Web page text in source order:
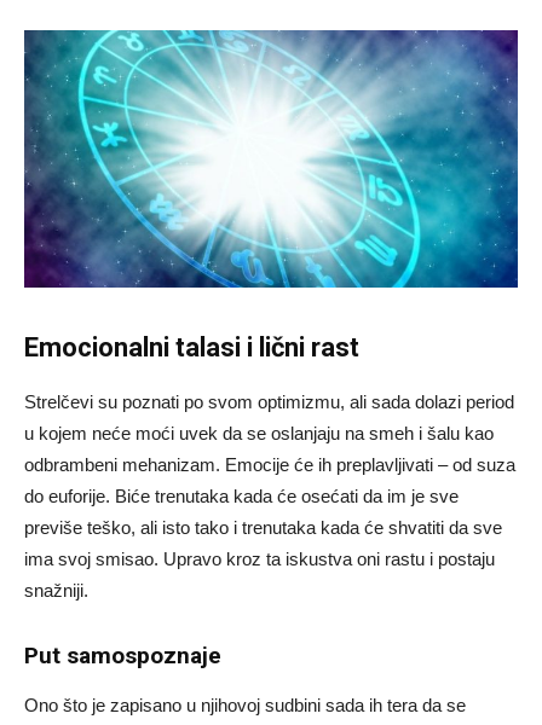
Emocionalni talasi i lični rast
Strelčevi su poznati po svom optimizmu, ali sada dolazi period
u kojem neće moći uvek da se oslanjaju na smeh i šalu kao
odbrambeni mehanizam. Emocije će ih preplavljivati – od suza
do euforije. Biće trenutaka kada će osećati da im je sve
previše teško, ali isto tako i trenutaka kada će shvatiti da sve
ima svoj smisao. Upravo kroz ta iskustva oni rastu i postaju
snažniji.
Put samospoznaje
Ono što je zapisano u njihovoj sudbini sada ih tera da se